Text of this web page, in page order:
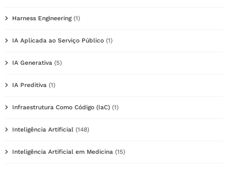
Harness Engineering(1)
IA Aplicada ao Serviço Público (1)
IA Generativa (5)
IA Preditiva (1)
Infraestrutura Como Código (IaC) (1)
Inteligência Artificial (148)
Inteligência Artificial em Medicina (15)